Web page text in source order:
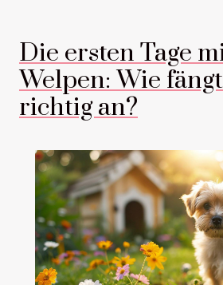
Die ersten Tage
Welpen: Wie
richtig an?